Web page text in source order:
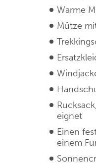
Warme
Mütze
eignet
Einen
einem